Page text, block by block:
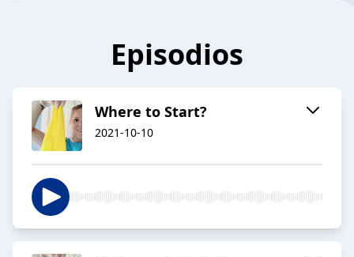
Episodios
Where to Start?
2021-10-10